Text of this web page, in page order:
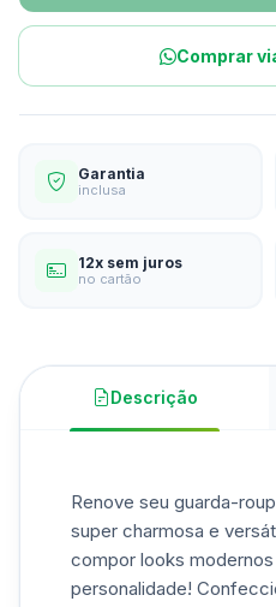
Comprar
Garantia
inclusa
12x sem juros
no cartão
Descrição
Renove seu guarda-
super charmosa e
compor looks
personalidade!